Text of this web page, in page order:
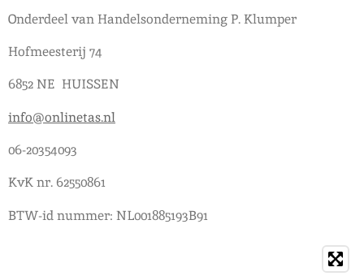
o
k
g
a
A
p
Onderdeel van Handelsonderneming P. Klumper
Hofmeesterij 74
6852 NE HUISSEN
info@onlinetas.nl
06-20354093
KvK nr. 62550861
BTW-id nummer: NL001885193B91